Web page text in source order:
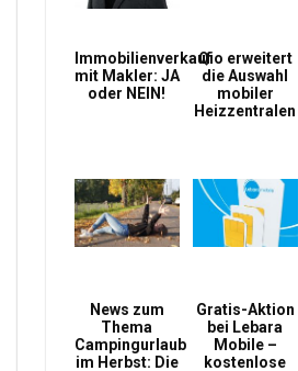
Immobilienverkauf
mit Makler: JA
oder NEIN!
Qio erweitert
die Auswahl
mobiler
Heizzentralen
News zum
Thema
Campingurlaub
im Herbst: Die
Gratis-Aktion
bei Lebara
Mobile –
kostenlose